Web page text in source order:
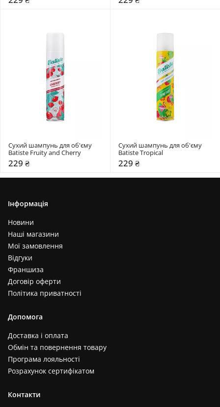
Сухий шампунь для об'єму
Batiste Fruity and Cherry
229 ₴
Сухий шампунь для об'єму
Batiste Tropical
229 ₴
Інформація
Новини
Наші магазини
Мої замовлення
Відгуки
Франшиза
Договір оферти
Політика приватності
Допомога
Доставка і оплата
Обмін та повернення товару
Програма лояльності
Розрахунок сертифікатом
Контакти